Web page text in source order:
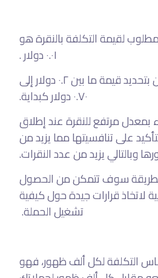
لقيمة التكلفة بالنقرة هو
٠.٠١ دولار .
وننصح دائمًا المعلنين بتحديد قيمة ما بين ٠.٢ دولار إلى
٠.٧٠ دولار كبداية.
بمعدل مرتفع للنقرة عند إطلاق
على تنافسيتها مما يزيد من
وبالتالي يزيد من عدد النقرات.
سوف تتمكن من الحصول
لاتخاذ قرارات جيدة حول كيفية
تشغيل الحملة.
التكلفة لكل ألف ظهور، فهو